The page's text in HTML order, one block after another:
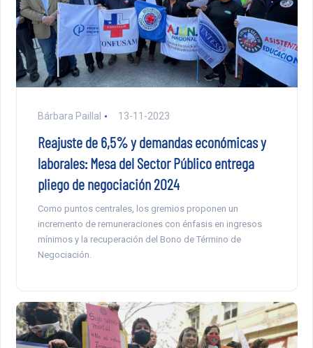
Bárbara Paillal 13-11-2023
Reajuste de 6,5% y demandas económicas y
laborales: Mesa del Sector Público entrega
pliego de negociación 2024
Como puntos centrales, los gremios proponen un
incremento de remuneraciones con énfasis en ingresos
mínimos y la recuperación del Bono de Término de
Negociación.